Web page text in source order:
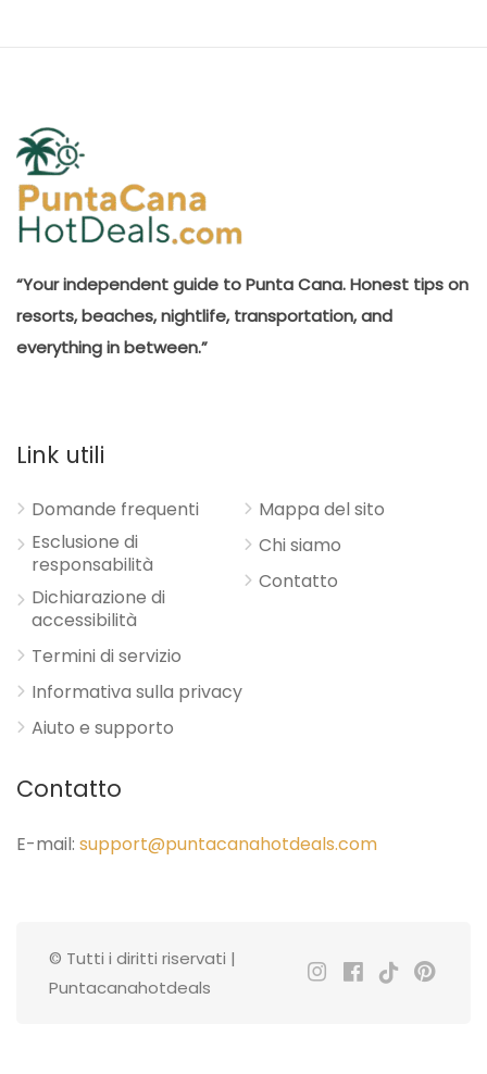
“Your independent guide to Punta Cana. Honest tips on
resorts, beaches, nightlife, transportation, and
everything in between.”
Link utili
Domande frequenti
Esclusione di
responsabilità
Dichiarazione di
accessibilità
Termini di servizio
Informativa sulla privacy
Aiuto e supporto
Mappa del sito
Chi siamo
Contatto
Contatto
E-mail: support@puntacanahotdeals.com
© Tutti i diritti riservati |
Puntacanahotdeals